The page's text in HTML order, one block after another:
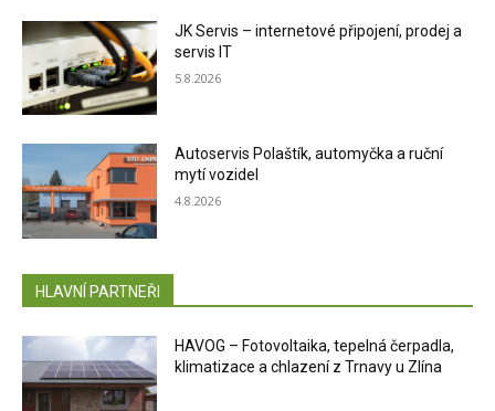
JK Servis – internetové připojení, prodej a
servis IT
5.8.2026
Autoservis Polaštík, automyčka a ruční
mytí vozidel
4.8.2026
HLAVNÍ PARTNEŘI
HAVOG – Fotovoltaika, tepelná čerpadla,
klimatizace a chlazení z Trnavy u Zlína